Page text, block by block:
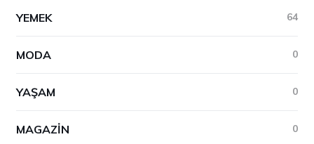
YEMEK 64
MODA 0
YAŞAM 0
MAGAZIN 0